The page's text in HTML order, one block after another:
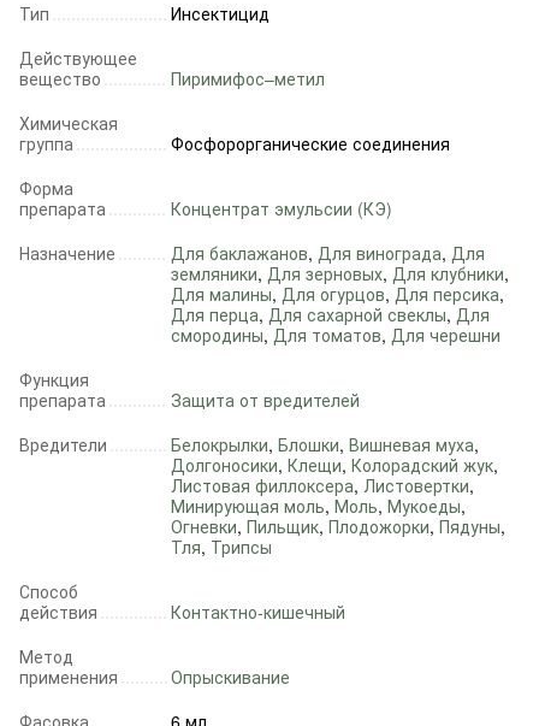
Тип
Инсектицид
Действующее
вещество
Пиримифос–метил
Химическая
группа
Фосфорорганические соединения
Форма
препарата
Концентрат эмульсии (КЭ)
Назначение
Для баклажанов, Для винограда, Для
земляники, Для зерновых, Для клубники,
Для малины, Для огурцов, Для персика,
Для перца, Для сахарной свеклы, Для
смородины, Для томатов, Для черешни
Функция
препарата
Защита от вредителей
Вредители
Белокрылки, Блошки, Вишневая муха,
Долгоносики, Клещи, Колорадский жук,
Листовая филлоксера, Листовертки,
Минирующая моль, Моль, Мукоеды,
Огневки, Пильщик, Плодожорки, Пядуны,
Тля, Трипсы
Способ
действия
Контактно-кишечный
Метод
применения
Опрыскивание